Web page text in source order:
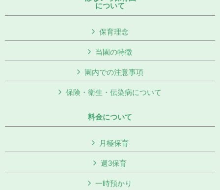
について
保育理念
当園の特徴
園内での注意事項
保険・衛生・伝染病について
料金について
月極保育
週3保育
一時預かり